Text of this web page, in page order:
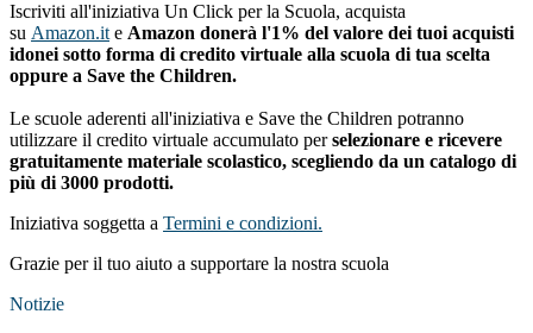
Iscriviti all'iniziativa Un Click per la Scuola, acquista
su Amazon.it e Amazon donerà l'1% del valore dei tuoi acquisti
idonei sotto forma di credito virtuale alla scuola di tua scelta
oppure a Save the Children.
Le scuole aderenti all'iniziativa e Save the Children potranno
utilizzare il credito virtuale accumulato per selezionare e ricevere
gratuitamente materiale scolastico, scegliendo da un catalogo di
più di 3000 prodotti.
Iniziativa soggetta a Termini e condizioni.
Grazie per il tuo aiuto a supportare la nostra scuola
Notizie